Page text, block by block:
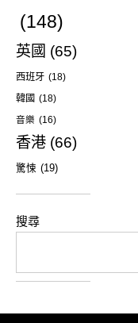
(148)
英國 (65)
西班牙 (18)
韓國 (18)
音樂 (16)
香港 (66)
驚悚 (19)
搜尋